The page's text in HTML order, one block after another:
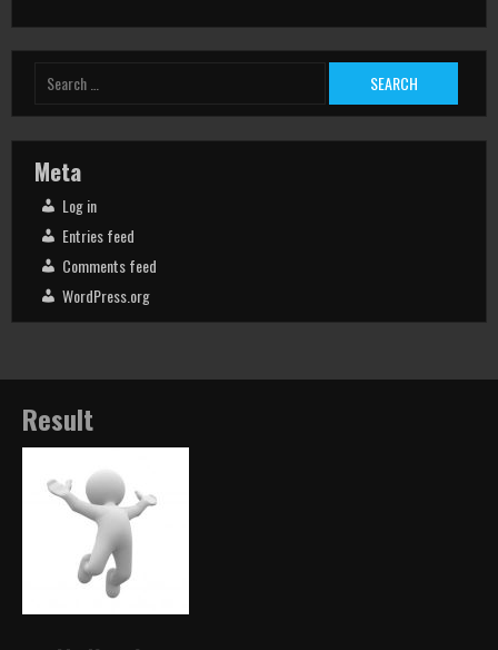
for:
Meta
Log in
Entries feed
Comments feed
WordPress.org
Result